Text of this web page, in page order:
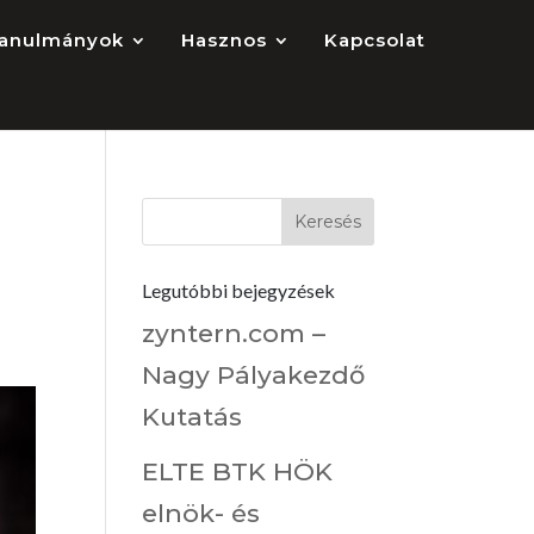
Hasznos Kapcsolat
Legutóbbi bejegyzések
zyntern.com –
Nagy Pályakezdő
Kutatás
ELTE BTK HÖK
elnök- és